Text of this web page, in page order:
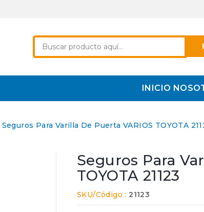
INICIO
Seguros Para Varilla De Puerta VARIOS TOYOTA
Seguros Para
TOYOTA 21123
SKU/Código : 21123